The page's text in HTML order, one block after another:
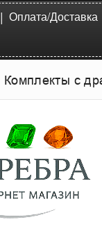
| Оплата/Доставка
Комплекты с